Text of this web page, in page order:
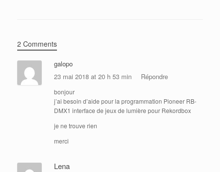
2 Comments
galopo
23 mai 2018 at 20 h 53 min
Répondre
bonjour
j’ai besoin d’aide pour la programmation Pioneer RB-
DMX1 interface de jeux de lumière pour Rekordbox
je ne trouve rien
merci
Lena